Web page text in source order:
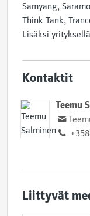
Samyang,
Think Tank,
Lisäksi
Kontaktit
Teemu
Liittyvät